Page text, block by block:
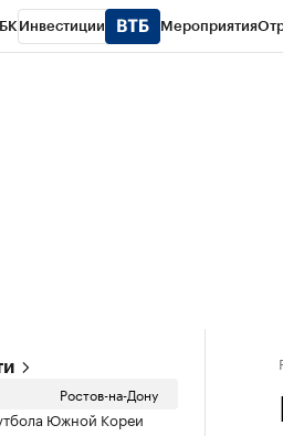
Инвестиции Мероприятия
Ростов-на-Дону
Южной Кореи